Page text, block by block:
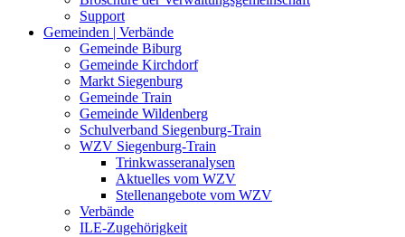
Support
Gemeinden | Verbände
Gemeinde Biburg
Gemeinde Kirchdorf
Markt Siegenburg
Gemeinde Train
Gemeinde Wildenberg
Schulverband Siegenburg-Train
WZV Siegenburg-Train
Trinkwasseranalysen
Aktuelles vom WZV
Stellenangebote vom WZV
Verbände
ILE-Zugehörigkeit